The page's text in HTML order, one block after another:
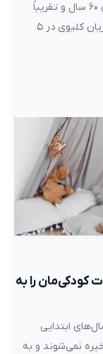
بیماری شریان‌های محیطی در ۲۰ درصد افراد بالای ۶۰ سال و تقریباً
نیمی از افراد ۸۵ سال و بالاتر شیوع دارد. تنگی شریان کلیوی در ۵
کودکی‌مان را به
ابتدایی
نمی‌شوند و به